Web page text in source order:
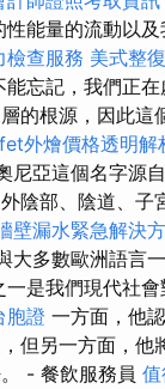
能量的流動以
檢查服務 美式整
能忘記，我們正
的根源，因此這
外燴價格透明解
尼亞這個名字源
陰部、陰道、子
壁漏水緊急解決
大多數歐洲語言
是我們現代社
胞證 一方面，他
但另一方面，他
- 餐飲服務員